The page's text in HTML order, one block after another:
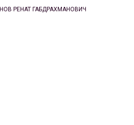
РЕНАТ ГАБДРАХМАНОВИЧ